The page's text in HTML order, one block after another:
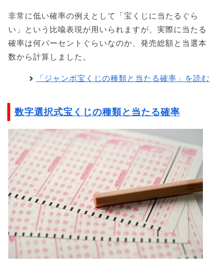
非常に低い確率の例えとして「宝くじに当たるぐら
い」という比喩表現が用いられますが、実際に当たる
確率は何パーセントぐらいなのか、発売総額と当選本
数から計算しました。
「ジャンボ宝くじの種類と当たる確率」を読む
数字選択式宝くじの種類と当たる確率